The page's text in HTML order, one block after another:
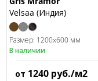
Velsaa (Индия)
Размер: 1200x600 мм
В наличии
от 1240 руб./м2